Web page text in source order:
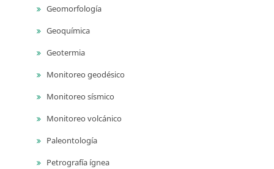
Geomorfología
Geoquímica
Geotermia
Monitoreo geodésico
Monitoreo sísmico
Monitoreo volcánico
Paleontología
Petrografía ígnea